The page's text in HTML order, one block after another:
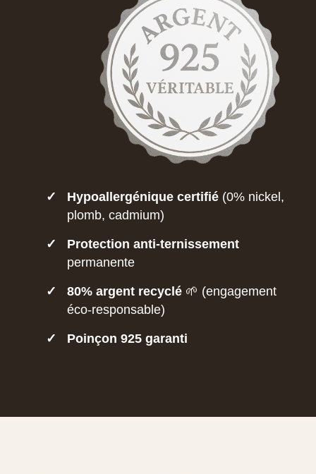
✓ Hypoallergénique certifié(0% nickel,
plomb, cadmium)
✓
Protection anti-ternissement
permanente
✓ 80% argent recyclé🌱 (engagement
éco-responsable)
✓ Poinçon 925 garanti